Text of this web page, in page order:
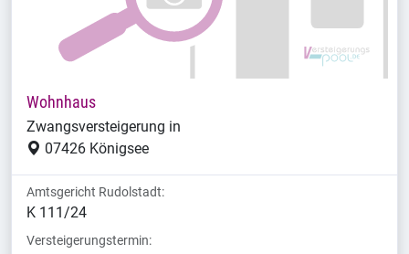
Wohnhaus
Zwangsversteigerung in
07426 Königsee
Amtsgericht Rudolstadt:
K 111/24
Versteigerungstermin: